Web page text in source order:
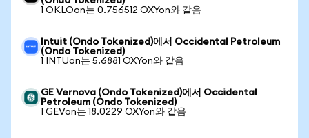
1 OKLOon는 0.756512 OXYon와 같음
Intuit (Ondo Tokenized)에서 Occidental Petroleum
(Ondo Tokenized)
1 INTUon는 5.6881 OXYon와 같음
GE Vernova (Ondo Tokenized)에서 Occidental
Petroleum (Ondo Tokenized)
1 GEVon는 18.0229 OXYon와 같음